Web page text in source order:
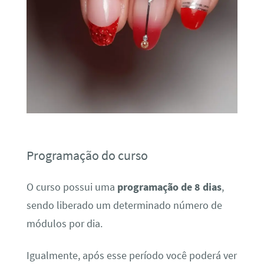
Programação do curso
O curso possui uma programação de 8 dias,
sendo liberado um determinado número de
módulos por dia.
Igualmente, após esse período você poderá ver